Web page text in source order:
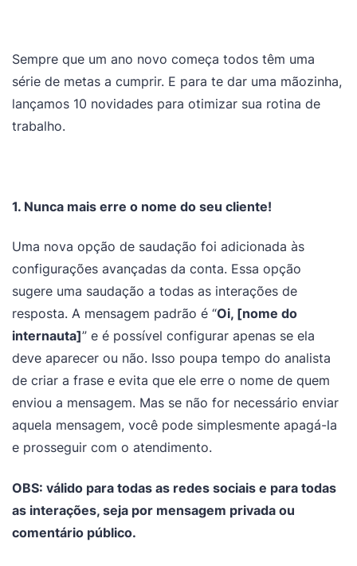
Sempre que um ano novo começa todos têm uma
série de metas a cumprir. E para te dar uma mãozinha,
lançamos 10 novidades para otimizar sua rotina de
trabalho.
1. Nunca mais erre o nome do seu cliente!
Uma nova opção de saudação foi adicionada às
configurações avançadas da conta. Essa opção
sugere uma saudação a todas as interações de
resposta. A mensagem padrão é “Oi, [nome do
internauta]” e é possível configurar apenas se ela
deve aparecer ou não. Isso poupa tempo do analista
de criar a frase e evita que ele erre o nome de quem
enviou a mensagem. Mas se não for necessário enviar
aquela mensagem, você pode simplesmente apagá-la
e prosseguir com o atendimento.
OBS: válido para todas as redes sociais e para todas
as interações, seja por mensagem privada ou
comentário público.